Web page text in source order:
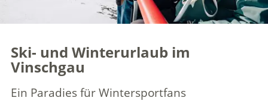
Ski- und Winterurlaub im
Vinschgau
Ein Paradies für Wintersportfans